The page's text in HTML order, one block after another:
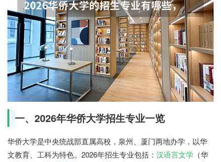
一、2026年华侨大学招生专业一览
华侨大学是中央统战部直属高校，泉州、厦门两地办学，以华
文教育、工科为特色。2026年招生专业包括： 汉语言文学 （华